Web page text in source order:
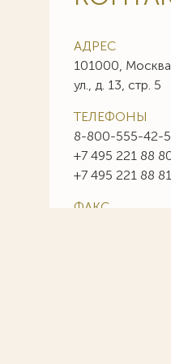
АДРЕС
101000,
ул., д. 13, стр. 5
ТЕЛЕФОНЫ
8-800-555-42-
+7 495 221 88
+7 495 221 88 81
ФАКС